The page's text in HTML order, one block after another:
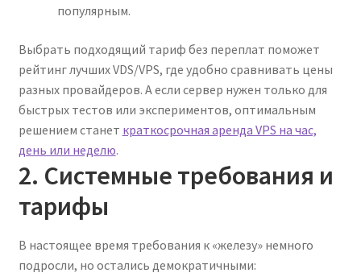
популярным.
Выбрать подходящий тариф без переплат поможет
рейтинг лучших VDS/VPS, где удобно сравнивать цены
разных провайдеров. А если сервер нужен только для
быстрых тестов или экспериментов, оптимальным
решением станет краткосрочная аренда VPS на час,
день или неделю.
2. Системные требования и
тарифы
В настоящее время требования к «железу» немного
подросли, но остались демократичными: